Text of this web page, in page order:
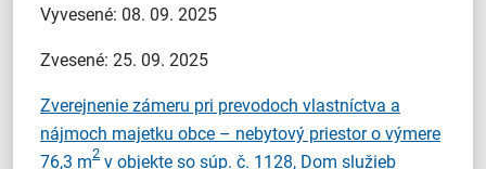
Vyvesené: 08. 09. 2025
Zvesené: 25. 09. 2025
Zverejnenie zámeru pri prevodoch vlastníctva a
nájmoch majetku obce – nebytový priestor o výmere
76,3 m2 v objekte so súp. č. 1128, Dom služieb